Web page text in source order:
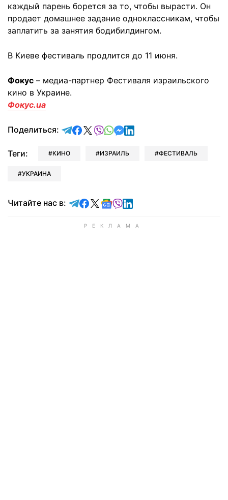
каждый парень борется за то, чтобы вырасти. Он
продает домашнее задание одноклассникам, чтобы
заплатить за занятия бодибилдингом.
В Киеве фестиваль продлится до 11 июня.
Фокус – медиа-партнер Фестиваля израильского
кино в Украине.
Фокус.ua
Поделиться: отправить в Telegram
поделиться в Facebook
поделиться в X
отправить в Viber
отправить в Whatsapp
отправить в Messenger
отправить в LinkedIn
Теги: КИНО ИЗРАИЛЬ ФЕСТИВАЛЬ
УКРАИНА
Читайте нас в: Читайте в Telegram
Читайте в Facebook
Читайте в X
Читайте в Google news
Читайте в Viber
Читайте в LinkedIn